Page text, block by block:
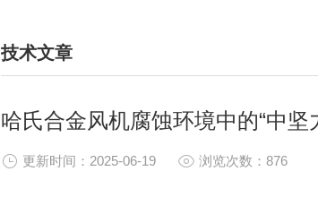
技术文章
/ TECHNICAL ARTICLES
哈氏合金风机腐蚀环境中的“中坚
更新时间：2025-06-19 浏览次数：876